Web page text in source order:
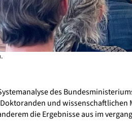
des
und
die Ergebnisse aus im